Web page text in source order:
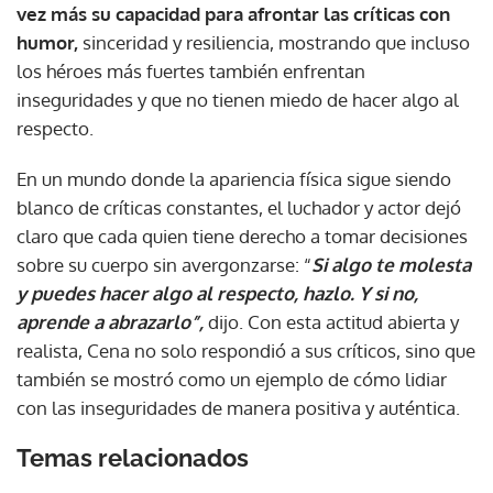
vez más su capacidad para afrontar las críticas con
humor, sinceridad y resiliencia, mostrando que incluso
los héroes más fuertes también enfrentan
inseguridades y que no tienen miedo de hacer algo al
respecto.
En un mundo donde la apariencia física sigue siendo
blanco de críticas constantes, el luchador y actor dejó
claro que cada quien tiene derecho a tomar decisiones
sobre su cuerpo sin avergonzarse: “Si algo te molesta
y puedes hacer algo al respecto, hazlo. Y si no,
aprende a abrazarlo”,dijo. Con esta actitud abierta y
realista, Cena no solo respondió a sus críticos, sino que
también se mostró como un ejemplo de cómo lidiar
con las inseguridades de manera positiva y auténtica.
Temas relacionados